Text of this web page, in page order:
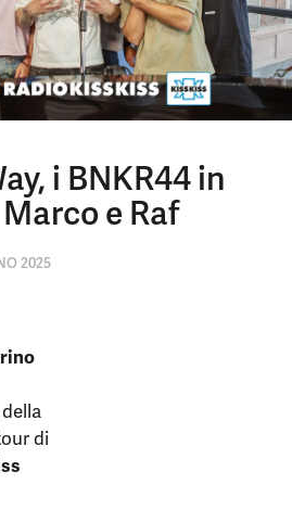
i BNKR44 in
e Raf
2025
di